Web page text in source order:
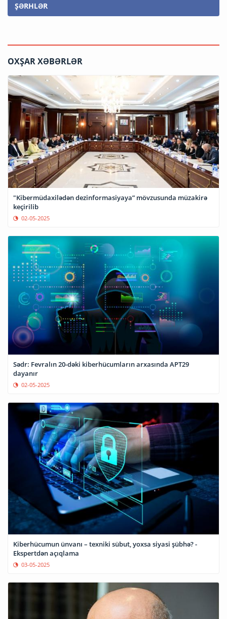
ŞƏRHLƏR
OXŞAR XƏBƏRLƏR
"Kibermüdaxilədən dezinformasiyaya” mövzusunda müzakirə
keçirilib
02-05-2025
Sədr: Fevralın 20-dəki kiberhücumların arxasında APT29
dayanır
02-05-2025
Kiberhücumun ünvanı – texniki sübut, yoxsa siyasi şübhə? -
Ekspertdən açıqlama
03-05-2025